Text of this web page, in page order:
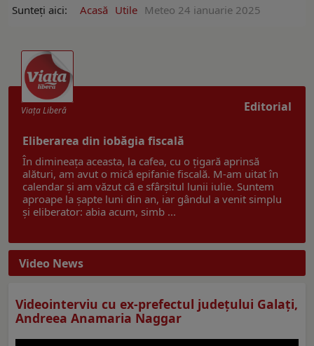
Sunteți aici: Acasă Utile Meteo 24 ianuarie 2025
Editorial
Viaţa Liberă
Eliberarea din iobăgia fiscală
În dimineața aceasta, la cafea, cu o țigară aprinsă
alături, am avut o mică epifanie fiscală. M-am uitat în
calendar și am văzut că e sfârșitul lunii iulie. Suntem
aproape la șapte luni din an, iar gândul a venit simplu
și eliberator: abia acum, simb ...
Video News
Videointerviu cu ex-prefectul judeţului Galaţi,
Andreea Anamaria Naggar